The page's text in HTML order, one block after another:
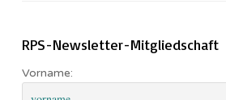
RPS-Newsletter-Mitgliedschaft
Vorname: